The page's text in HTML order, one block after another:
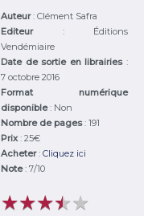
Auteur: Clément Safra
Editeur : Éditions
Vendémiaire
Date de sortie en librairies :
7 octobre 2016
Format numérique
disponible: Non
Nombre de pages: 191
Prix: 25€
Acheter: Cliquez ici
Note: 7/10
★★★★★
★★★★★